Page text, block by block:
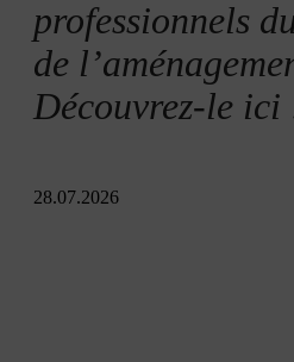
professionnels
de
Découvrez-le ici
28.07.2026